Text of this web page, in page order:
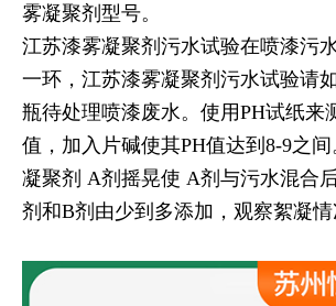
雾凝聚剂型号。
江苏漆雾凝聚剂污水试验在喷漆污
一环，江苏漆雾凝聚剂污水试验请
瓶待处理喷漆废水。使用PH试纸来
值，加入片碱使其PH值达到8-9之
凝聚剂 A剂摇晃使 A剂与污水混合
剂和B剂由少到多添加，观察絮凝情